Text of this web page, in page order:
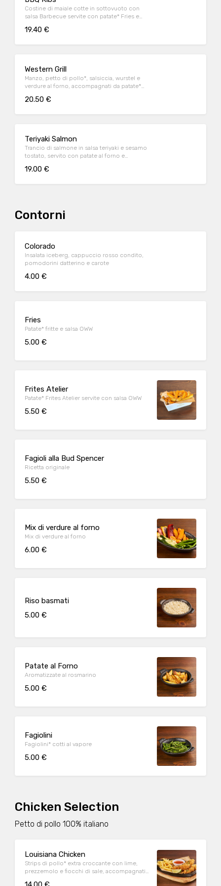
Costine di maiale cotte in sottovuoto con
salsa Barbecue servite con patate* Fries e
19.40 €
Western Grill
Manzo, petto di pollo*, salsiccia, wurstel e
verdure al forno, accompagnati da patate*
20.50 €
Teriyaki Salmon
Trancio di salmone in salsa teriyaki e sesamo
tostato, servito con patate al forno e
19.00 €
Contorni
Colorado
Insalata iceberg, cappuccio rosso condito,
pomodorini datterino e carote
4.00 €
Fries
Patate* fritte e salsa OWW
5.00 €
Frites Atelier
Patate* Frites Atelier servite con salsa OWW
5.50 €
Fagioli alla Bud Spencer
Ricetta originale
5.50 €
Mix di verdure al forno
Mix di verdure al forno
6.00 €
Riso basmati
5.00 €
Patate al Forno
Aromatizzate al rosmarino
5.00 €
Fagiolini
Fagiolini* cotti al vapore
5.00 €
Chicken Selection
Petto di pollo 100% italiano
Louisiana Chicken
Strips di pollo* extra croccante con lime,
prezzemolo e fiocchi di sale, accompagnati